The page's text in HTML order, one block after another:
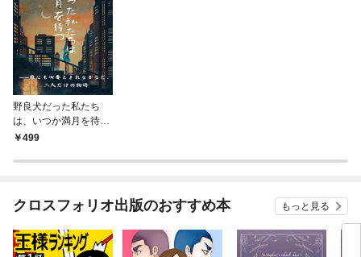
野良犬だった私たち
は、いつか満月を待つ
第一巻
499
クロスフォリオ出版のおすすめ本 もっと見る